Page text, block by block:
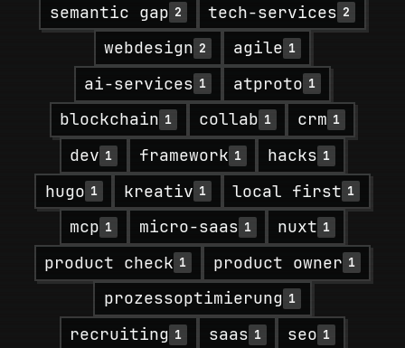
semantic gap 2 tech-services 2
webdesign 2 agile 1
ai-services 1 atproto 1
blockchain 1 collab 1 crm 1
dev 1 framework 1 hacks 1
hugo 1 kreativ 1 local first 1
mcp 1 micro-saas 1 nuxt 1
product check 1 product owner 1
prozessoptimierung 1
recruiting 1 saas 1 seo 1